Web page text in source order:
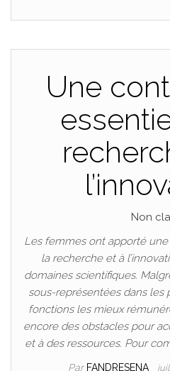
Une
Non
Les femmes ont apporté
la recherche et à
domaines scientifiques.
sous-représentées dans les
fonctions les mieux
encore des obstacles pour
et à des ressources. Pour
Par FANDRESENA